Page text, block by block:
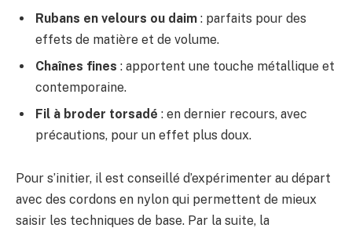
Rubans en velours ou daim : parfaits pour des
effets de matière et de volume.
Chaînes fines : apportent une touche métallique et
contemporaine.
Fil à broder torsadé : en dernier recours, avec
précautions, pour un effet plus doux.
Pour s’initier, il est conseillé d’expérimenter au départ
avec des cordons en nylon qui permettent de mieux
saisir les techniques de base. Par la suite, la